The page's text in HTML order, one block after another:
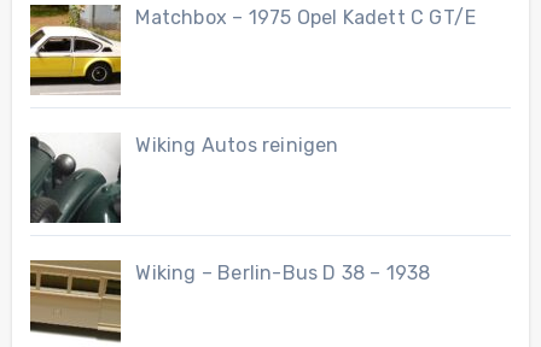
Matchbox – 1975 Opel Kadett C GT/E
Wiking Autos reinigen
Wiking – Berlin-Bus D 38 – 1938